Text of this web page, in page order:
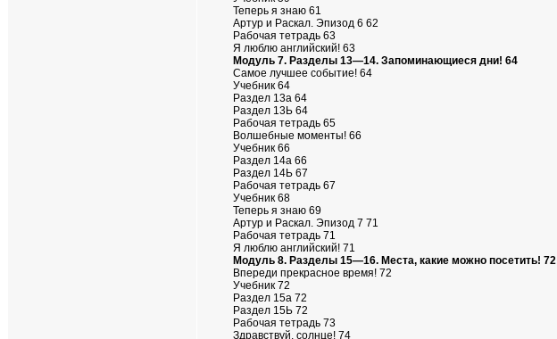
Теперь я знаю 61
Артур и Раскал. Эпизод 6 62
Рабочая тетрадь 63
Я люблю английский! 63
Модуль 7. Разделы 13—14. Запоминающиеся дни! 64
Самое лучшее событие! 64
Учебник 64
Раздел 13а 64
Раздел 13Ь 64
Рабочая тетрадь 65
Волшебные моменты! 66
Учебник 66
Раздел 14а 66
Раздел 14Ь 67
Рабочая тетрадь 67
Учебник 68
Теперь я знаю 69
Артур и Раскал. Эпизод 7 71
Рабочая тетрадь 71
Я люблю английский! 71
Модуль 8. Разделы 15—16. Места, какие можно посетить! 72
Впереди прекрасное время! 72
Учебник 72
Раздел 15а 72
Раздел 15Ь 72
Рабочая тетрадь 73
Здравствуй, солнце! 74